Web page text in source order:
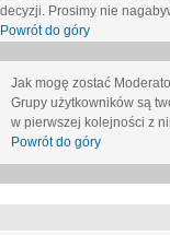
decyzji. Prosimy nie
Powrót do góry
Jak mogę zostać
Grupy użytkowników są
w pierwszej kolejności z
Powrót do góry